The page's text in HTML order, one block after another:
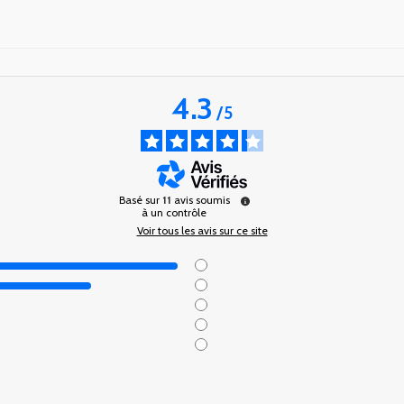
4.3/5
Basé sur 11 avis soumis
à un contrôle
Voir tous les avis sur ce site